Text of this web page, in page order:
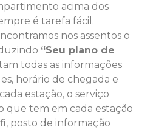
acima dos
é tarefa fácil.
nos assentos o
“Seu plano de
todas as informações
horário de chegada e
estação, o serviço
que tem em cada estação
posto de informação